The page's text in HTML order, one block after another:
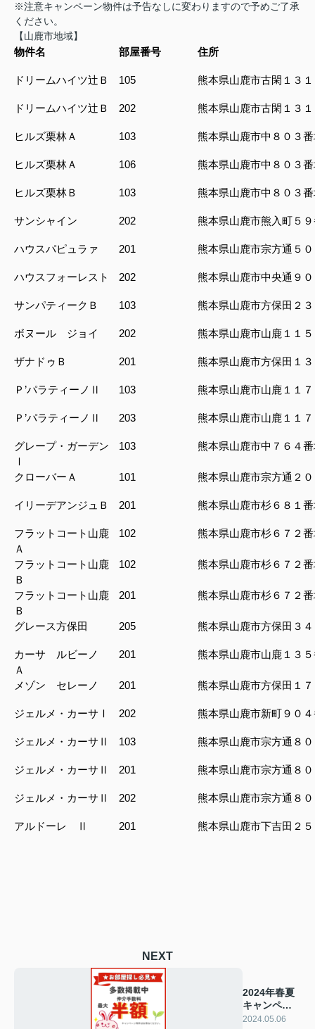
※注意キャンペーン物件は予告なしに変わりますので予めご了承
ください。
【山鹿市地域】
物件名
部屋番号 住所
ドリームハイツ辻Ｂ 105 熊本県山鹿市古閑１３
ドリームハイツ辻Ｂ 202 熊本県山鹿市古閑１３
ヒルズ栗林Ａ 103 熊本県山鹿市中８０３
ヒルズ栗林Ａ 106 熊本県山鹿市中８０３
ヒルズ栗林Ｂ 103 熊本県山鹿市中８０３
サンシャイン 202 熊本県山鹿市熊入町５
ハウスパピュラァ 201 熊本県山鹿市宗方通５
ハウスフォーレスト 202 熊本県山鹿市中央通９
サンパティークＢ 103 熊本県山鹿市方保田２
ボヌール ジョイ 202 熊本県山鹿市山鹿１１
ザナドゥＢ 201 熊本県山鹿市方保田１
Ｐ’パラティーノⅡ 103 熊本県山鹿市山鹿１１
Ｐ’パラティーノⅡ 203 熊本県山鹿市山鹿１１
グレープ・ガーデン
Ⅰ
103 熊本県山鹿市中７６４
クローバーＡ 101 熊本県山鹿市宗方通２
イリーデアンジュＢ 201 熊本県山鹿市杉６８１
フラットコート山鹿
Ａ
102 熊本県山鹿市杉６７２
フラットコート山鹿
Ｂ
102 熊本県山鹿市杉６７２
フラットコート山鹿
Ｂ
201 熊本県山鹿市杉６７２
グレース方保田 205 熊本県山鹿市方保田３
カーサ ルビーノ
Ａ
201 熊本県山鹿市山鹿１３
メゾン セレーノ 201 熊本県山鹿市方保田１
ジェルメ・カーサⅠ 202 熊本県山鹿市新町９０
ジェルメ・カーサⅡ 103 熊本県山鹿市宗方通８
ジェルメ・カーサⅡ 201 熊本県山鹿市宗方通８
ジェルメ・カーサⅡ 202 熊本県山鹿市宗方通８
アルドーレ Ⅱ 201 熊本県山鹿市下吉田２
NEXT
2024年春夏
キャンペー
ン開始【合
2024.05.06